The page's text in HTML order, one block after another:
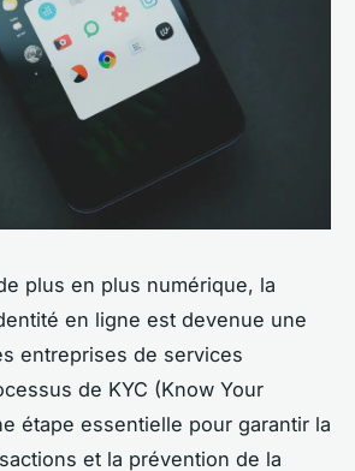
plus en plus numérique, la
en ligne est devenue une
entreprises de services
de KYC (Know Your
étape essentielle pour garantir la
et la prévention de la